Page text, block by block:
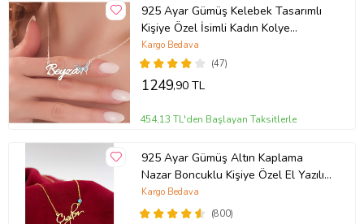
925 Ayar Gümüş Kelebek Tasarımlı
Kişiye Özel İsimli Kadın Kolye
Anneye Hediye,Sevgiliye
Hediye,Arkadaşa Hediye,Doğum
Günü Hediyesi,Eşe Hediye
(47)
Kargo Bedava
1249,90 TL
454,13 TL'den Başlayan Taksitlerle
925 Ayar Gümüş Altın Kaplama
Nazar Boncuklu Kişiye Özel El Yazılı
Kolye (Sarı)
(800)
Kargo Bedava